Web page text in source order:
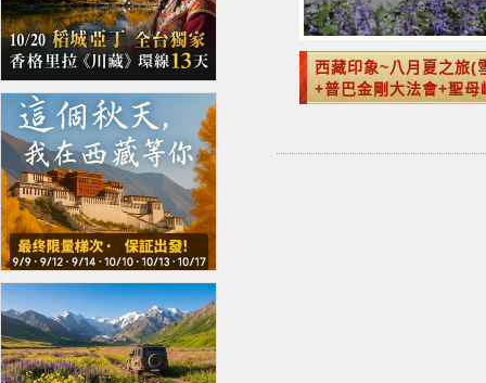
西藏印象~八月夏之旅(
+普巴金剛大法會+聖母